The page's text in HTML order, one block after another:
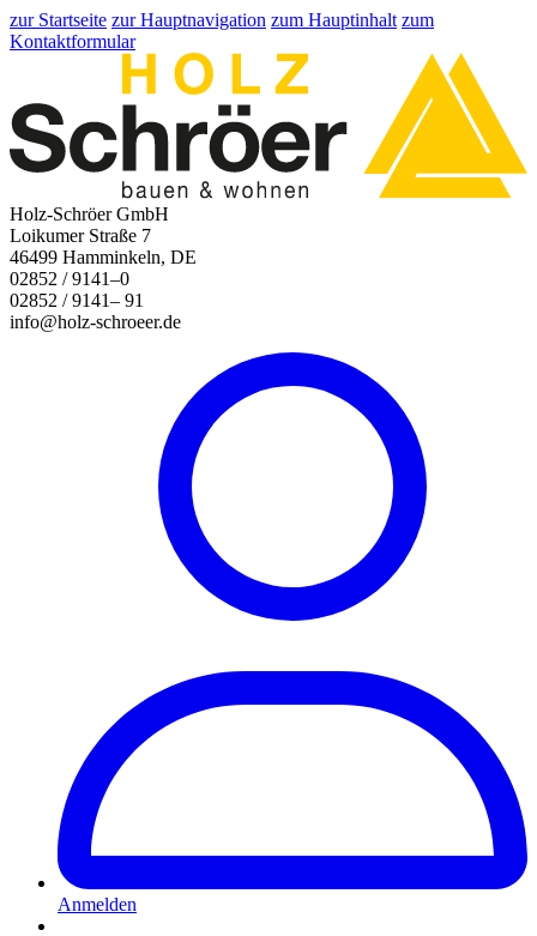
zur Startseite zur Hauptnavigation zum Hauptinhalt zum
Kontaktformular
Holz-Schröer GmbH
Loikumer Straße 7
46499 Hamminkeln, DE
02852 / 9141–0
02852 / 9141– 91
info@holz-schroeer.de
Anmelden